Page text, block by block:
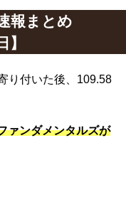
報まとめ
】
り付いた後、109.58
ァンダメンタルズが